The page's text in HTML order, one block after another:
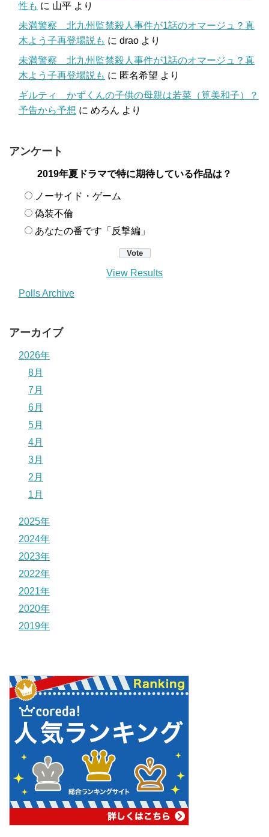
性も に 山平 より
未満警察 北九州監禁殺人事件が1話のオマージュ？真
木よう子再登場説も に drao より
未満警察 北九州監禁殺人事件が1話のオマージュ？真
木よう子再登場説も に 匿名希望 より
ギルティ かずくんの子供の母親は若菜（筧美和子）？
予告から予想 に めろん より
アンケート
2019年夏ドラマで特に期待している作品は？
ノーサイド・ゲーム
偽装不倫
あなたの番です「反撃編」
View Results
Polls Archive
アーカイブ
2026年
8月
7月
6月
5月
4月
3月
2月
1月
2025年
2024年
2023年
2022年
2021年
2020年
2019年